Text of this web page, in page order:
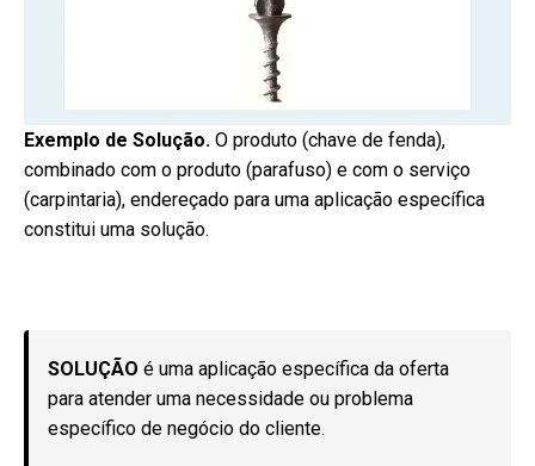
Exemplo de Solução. O produto (chave de fenda),
combinado com o produto (parafuso) e com o serviço
(carpintaria), endereçado para uma aplicação específica
constitui uma solução.
SOLUÇÃO é uma aplicação específica da oferta
para atender uma necessidade ou problema
específico de negócio do cliente.